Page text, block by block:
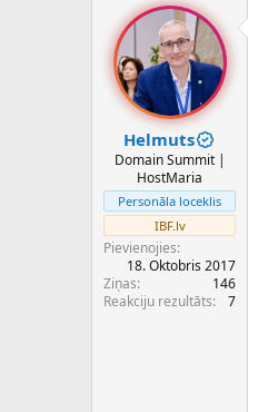
e
d
e
u
s
ā
c
ē
s
k
u
m
a
d
a
t
u
m
s
Helmuts
Domain Summit |
HostMaria
Personāla loceklis
IBF.lv
Pievienojies
18. Oktobris 2017
Ziņas
146
Reakciju rezultāts
7